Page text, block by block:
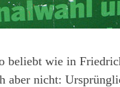
beliebt wie in
aber nicht: